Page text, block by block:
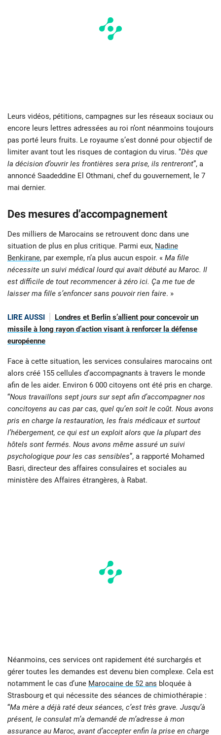
Leurs vidéos, pétitions, campagnes sur les réseaux sociaux ou
encore leurs lettres adressées au roi n’ont néanmoins toujours
pas porté leurs fruits. Le royaume s’est donné pour objectif de
limiter avant tout les risques de contagion du virus. “Dès que
la décision d’ouvrir les frontières sera prise, ils rentreront”, a
annoncé Saadeddine El Othmani, chef du gouvernement, le 7
mai dernier.
Des mesures d’accompagnement
Des milliers de Marocains se retrouvent donc dans une
situation de plus en plus critique. Parmi eux, Nadine
Benkirane, par exemple, n’a plus aucun espoir. « Ma fille
nécessite un suivi médical lourd qui avait débuté au Maroc. Il
est difficile de tout recommencer à zéro ici. Ça me tue de
laisser ma fille s’enfoncer sans pouvoir rien faire. »
LIRE AUSSI
Londres et Berlin s’allient pour concevoir un
missile à long rayon d’action visant à renforcer la défense
européenne
Face à cette situation, les services consulaires marocains ont
alors créé 155 cellules d’accompagnants à travers le monde
afin de les aider. Environ 6 000 citoyens ont été pris en charge.
“Nous travaillons sept jours sur sept afin d’accompagner nos
concitoyens au cas par cas, quel qu’en soit le coût. Nous avons
pris en charge la restauration, les frais médicaux et surtout
l’hébergement, ce qui est un exploit alors que la plupart des
hôtels sont fermés. Nous avons même assuré un suivi
psychologique pour les cas sensibles”, a rapporté Mohamed
Basri, directeur des affaires consulaires et sociales au
ministère des Affaires étrangères, à Rabat.
Néanmoins, ces services ont rapidement été surchargés et
gérer toutes les demandes est devenu bien complexe. Cela est
notamment le cas d’une Marocaine de 52 ans bloquée à
Strasbourg et qui nécessite des séances de chimiothérapie :
“Ma mère a déjà raté deux séances, c’est très grave. Jusqu’à
présent, le consulat m’a demandé de m’adresse à mon
assurance au Maroc, avant d’accepter enfin la prise en charge